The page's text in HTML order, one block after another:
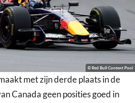
© Red Bull Content Pool
met zijn derde plaats in de
Canada geen posities goed in